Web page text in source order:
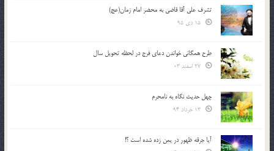
تشرف علي آقا قاضي به محضر امام زمان(عج)
طرح همگانی خواندن دعای فرج در لحظه تحویل سال
چهل حدیث نگاه به نامحرم
آیا جرقه ظهور در یمن زده شده است ؟!